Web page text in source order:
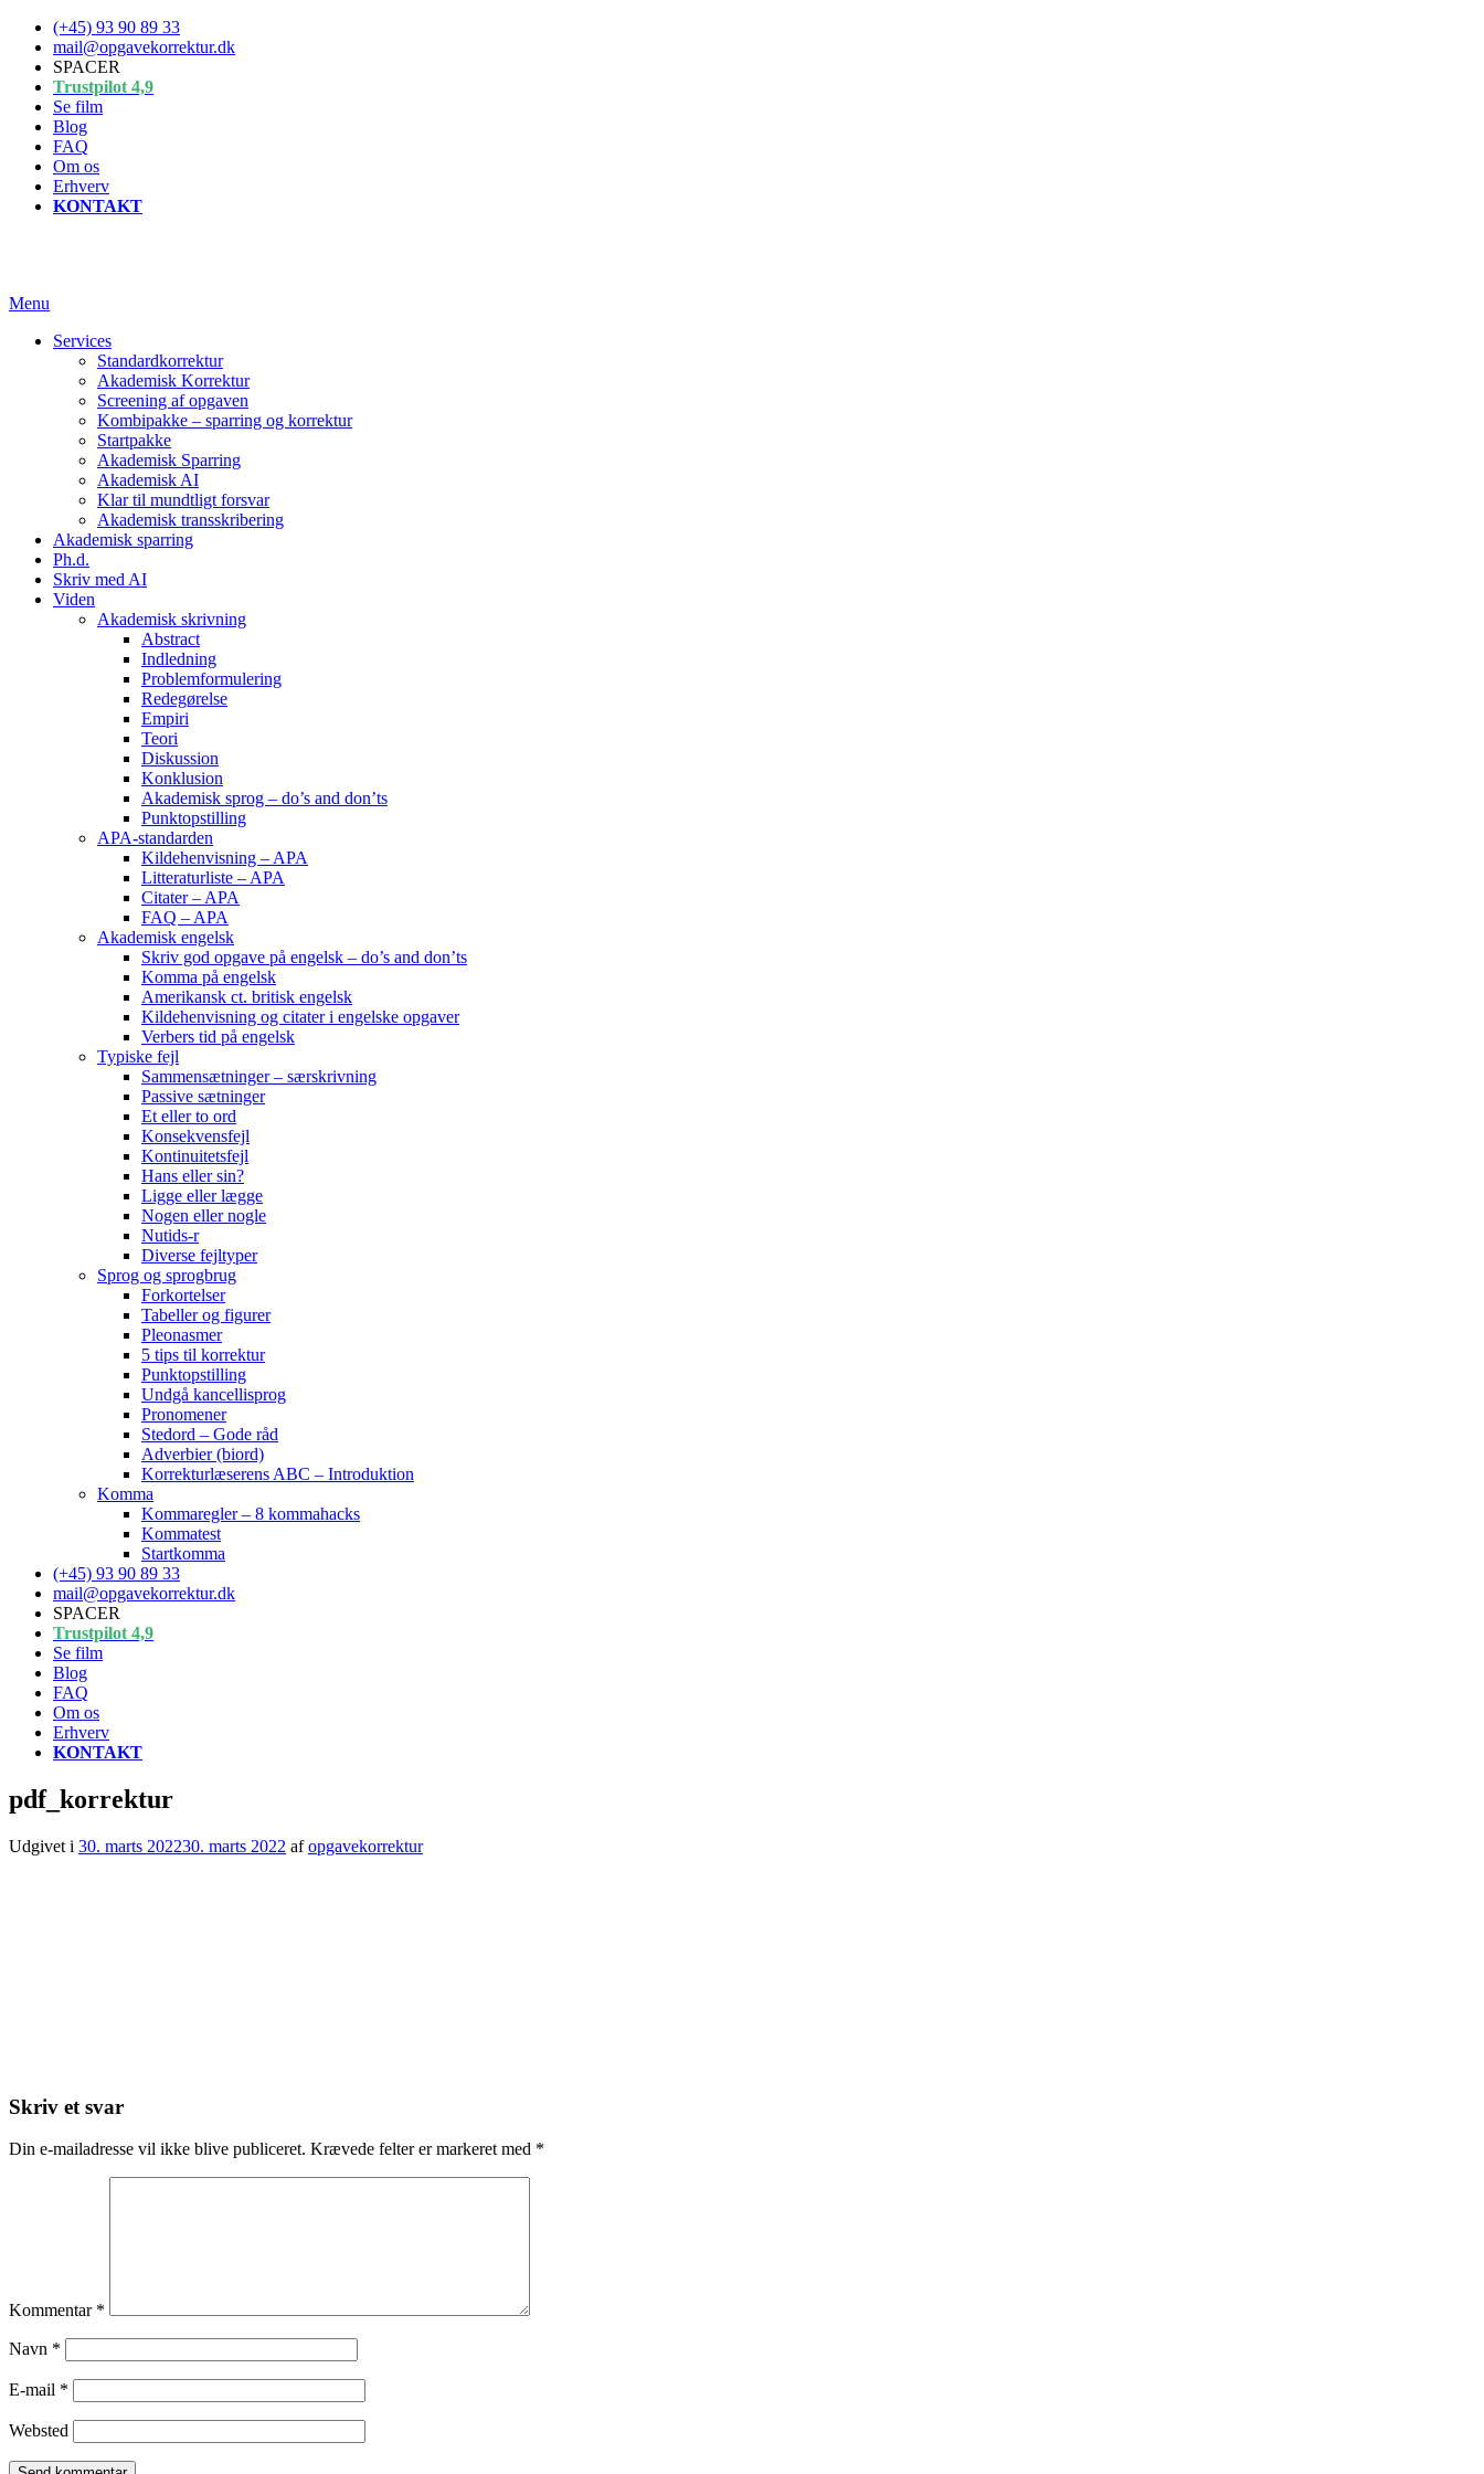
Spring
indhold
(+45) 93 90 89 33
mail@opgavekorrektur.dk
SPACER
Trustpilot 4,9
Se film
Blog
FAQ
Om os
Erhverv
KONTAKT
Menu
Services
Standardkorrektur
Akademisk Korrektur
Screening af opgaven
Kombipakke – sparring og korrektur
Startpakke
Akademisk Sparring
Akademisk AI
Klar til mundtligt forsvar
Akademisk transskribering
Akademisk sparring
Ph.d.
Skriv med AI
Viden
Akademisk skrivning
Abstract
Indledning
Problemformulering
Redegørelse
Empiri
Teori
Diskussion
Konklusion
Akademisk sprog – do’s and don’ts
Punktopstilling
APA-standarden
Kildehenvisning – APA
Litteraturliste – APA
Citater – APA
FAQ – APA
Akademisk engelsk
Skriv god opgave på engelsk – do’s and don’ts
Komma på engelsk
Amerikansk ct. britisk engelsk
Kildehenvisning og citater i engelske opgaver
Verbers tid på engelsk
Typiske fejl
Sammensætninger – særskrivning
Passive sætninger
Et eller to ord
Konsekvensfejl
Kontinuitetsfejl
Hans eller sin?
Ligge eller lægge
Nogen eller nogle
Nutids-r
Diverse fejltyper
Sprog og sprogbrug
Forkortelser
Tabeller og figurer
Pleonasmer
5 tips til korrektur
Punktopstilling
Undgå kancellisprog
Pronomener
Stedord – Gode råd
Adverbier (biord)
Korrekturlæserens ABC – Introduktion
Komma
Kommaregler – 8 kommahacks
Kommatest
Startkomma
(+45) 93 90 89 33
mail@opgavekorrektur.dk
SPACER
Trustpilot 4,9
Se film
Blog
FAQ
Om os
Erhverv
KONTAKT
pdf_korrektur
Udgivet i 30. marts 202230. marts 2022 afopgavekorrektur
Skriv et svar
Din e-mailadresse vil ikke blive publiceret. Krævede felter er markeret med *
Kommentar *
Navn *
E-mail *
Websted